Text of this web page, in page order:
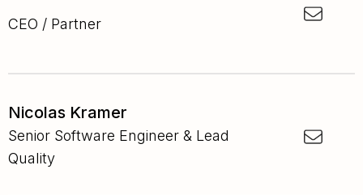
CEO / Partner
Nicolas Kramer
Senior Software Engineer & Lead
Quality